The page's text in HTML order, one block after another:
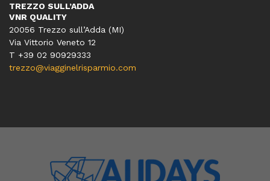
TREZZO SULL’ADDA
VNR QUALITY
20056 Trezzo sull’Adda (MI)
Via Vittorio Veneto 12
T +39 02 90929333
trezzo@viagginelrisparmio.com